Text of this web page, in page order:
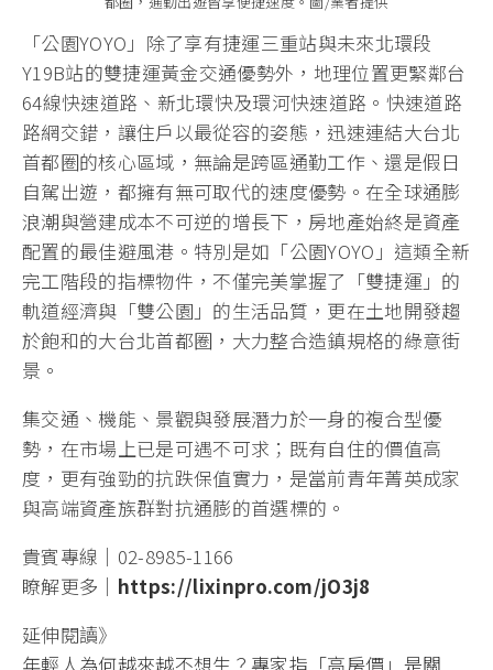
「公園YOYO」除了享有捷運三重站與未來北環段
Y19B站的雙捷運黃金交通優勢外，地理位置更緊鄰台
64線快速道路、新北環快及環河快速道路。快速道路
路網交錯，讓住戶以最從容的姿態，迅速連結大台北
首都圈的核心區域，無論是跨區通勤工作、還是假日
自駕出遊，都擁有無可取代的速度優勢。在全球通膨
浪潮與營建成本不可逆的增長下，房地產始終是資產
配置的最佳避風港。特別是如「公園YOYO」這類全新
完工階段的指標物件，不僅完美掌握了「雙捷運」的
軌道經濟與「雙公園」的生活品質，更在土地開發趨
於飽和的大台北首都圈，大力整合造鎮規格的綠意街
景。
集交通、機能、景觀與發展潛力於一身的複合型優
勢，在市場上已是可遇不可求；既有自住的價值高
度，更有強勁的抗跌保值實力，是當前青年菁英成家
與高端資產族群對抗通膨的首選標的。
貴賓專線｜02-8985-1166
瞭解更多｜ https://lixinpro.com/jO3j8
延伸閱讀》
年輕人為何越來越不想生？專家指「高房價」是關